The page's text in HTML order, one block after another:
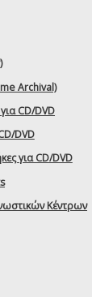
Archival)
CD/DVD
DVD
για CD/DVD
Κέντρων